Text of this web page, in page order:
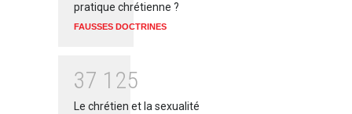
pratique chrétienne ?
FAUSSES DOCTRINES
37 1 25
Le chrétien et la sexualité